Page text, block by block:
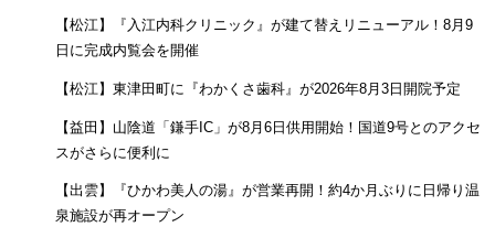
【松江】『入江内科クリニック』が建て替えリニューアル！8月9
日に完成内覧会を開催
【松江】東津田町に『わかくさ歯科』が2026年8月3日開院予定
【益田】山陰道「鎌手IC」が8月6日供用開始！国道9号とのアクセ
スがさらに便利に
【出雲】『ひかわ美人の湯』が営業再開！約4か月ぶりに日帰り温
泉施設が再オープン